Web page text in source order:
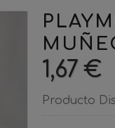
1,67 €
Producto